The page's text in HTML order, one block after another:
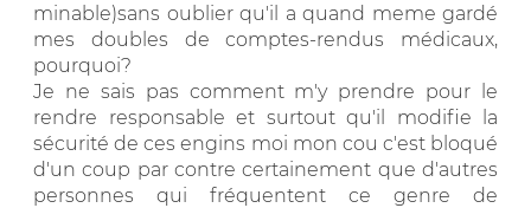
minable)sans oublier qu'il a quand meme gardé
mes doubles de comptes-rendus médicaux,
pourquoi?
Je ne sais pas comment m'y prendre pour le
rendre responsable et surtout qu'il modifie la
sécurité de ces engins moi mon cou c'est bloqué
d'un coup par contre certainement que d'autres
personnes qui fréquentent ce genre de